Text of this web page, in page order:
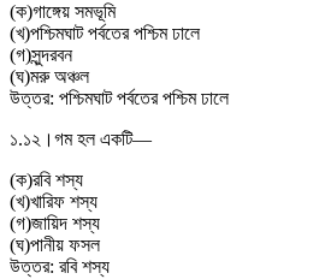
(ক)গাঙ্গেয় সমভূমি
(খ)পশ্চিমঘাট পর্বতের পশ্চিম ঢালে
(গ)সুন্দরবন
(ঘ)মরু অঞ্চল
উত্তর: পশ্চিমঘাট পর্বতের পশ্চিম ঢালে
১.১২। গম হল একটি—
(ক)রবি শস্য
(খ)খারিফ শস্য
(গ)জায়িদ শস্য
(ঘ)পানীয় ফসল
উত্তর: রবি শস্য